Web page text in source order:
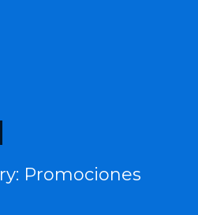
Promociones